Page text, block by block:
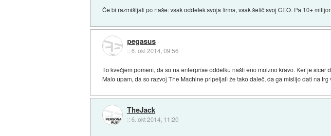
Če bi razmišljali po naše: vsak oddelek svoja firma, vsak šefič svoj CEO. Pa 10+
pegasus
::6. okt 2014, 09:56
To kvečjem pomeni, da so na enterprise oddelku našli eno molzno kravo. Ker je
Malo upam, da so razvoj The Machine pripeljali že tako daleč, da ga mislijo dati na
TheJack
::6. okt 2014, 11:20